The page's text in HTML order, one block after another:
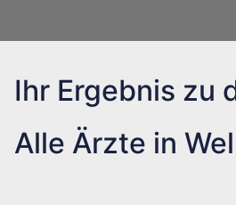
Ihr Ergebnis zu
Alle Ärzte in